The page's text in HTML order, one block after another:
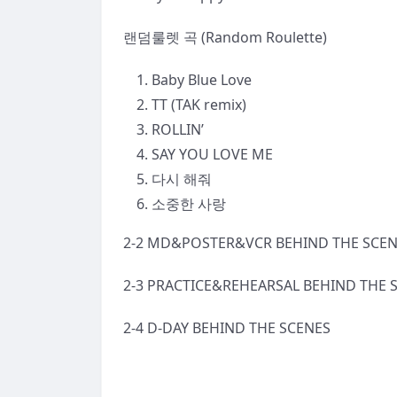
랜덤룰렛 곡 (Random Roulette)
Baby Blue Love
TT (TAK remix)
ROLLIN’
SAY YOU LOVE ME
다시 해줘
소중한 사랑
2-2 MD&POSTER&VCR BEHIND THE
2-3 PRACTICE&REHEARSAL BEHIND THE
2-4 D-DAY BEHIND THE SCENES